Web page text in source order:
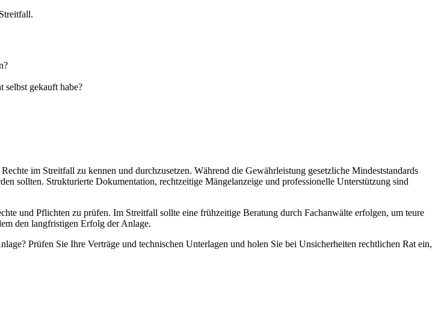
selbst gekauft habe?
im Streitfall zu kennen und durchzusetzen. Während die Gewährleistung gesetzliche Mindeststandards
sollten. Strukturierte Dokumentation, rechtzeitige Mängelanzeige und professionelle Unterstützung sind
und Pflichten zu prüfen. Im Streitfall sollte eine frühzeitige Beratung durch Fachanwälte erfolgen, um teure
den langfristigen Erfolg der Anlage.
Prüfen Sie Ihre Verträge und technischen Unterlagen und holen Sie bei Unsicherheiten rechtlichen Rat ein,